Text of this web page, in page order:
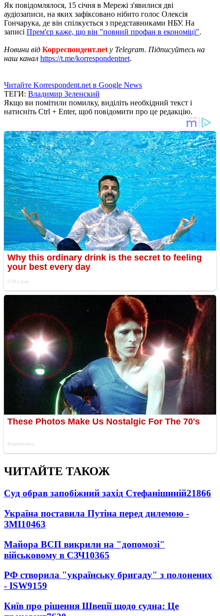
Як повідомлялося, 15 січня в Мережі з'явилися дві
аудіозаписи, на яких зафіксовано нібито голос Олексія
Гончарука, де він спілкується з представниками НБУ. На
записі Прем'єр каже, що він "повний профан в економіці".
Новини від Корреспондент.net у Telegram. Підписуйтесь на
наш канал https://t.me/korrespondentnet.
Читайте Korrespondent.net в Google News
ТЕГИ: Владимир Зеленский
Якщо ви помітили помилку, виділіть необхідний текст і
натисніть Ctrl + Enter, щоб повідомити про це редакцію.
ЧИТАЙТЕ ТАКОЖ
Суд обрав запобіжний захід Стефанішиній21866
Україна поставила Путіна перед дилемою -
ЗМІ10463
Майора ВСП викрили на "допомозі"
військовому в СЗЧ10365
РФ створила "українську бригаду" з полонених
- ISW9159
Київ про рішення Швеції щодо судна: Це